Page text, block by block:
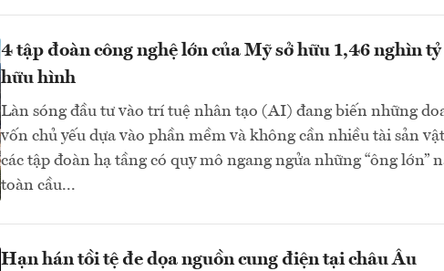
4 tập đoàn công nghệ lớn của Mỹ sở hữu 1,46 nghìn
hữu hình
Làn sóng đầu tư vào trí tuệ nhân tạo (AI) đang biến những
vốn chủ yếu dựa vào phần mềm và không cần nhiều tài sản
các tập đoàn hạ tầng có quy mô ngang ngửa những “ông lớn”
toàn cầu...
Hạn hán tồi tệ đe dọa nguồn cung điện tại châu Âu